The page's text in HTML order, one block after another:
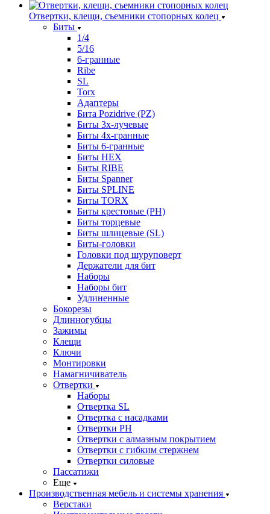
Отвертки, клещи, съемники стопорных колец
Биты
1/4
5/16
6-гранные
Ribe
SL
Torx
Адаптеры
Бита Pozidrive (PZ)
Биты 3х-лучевые
Биты 4х-гранные
Биты 6-гранные
Биты HEX
Биты RIBE
Биты Spanner
Биты SPLINE
Биты TORX
Биты крестовые (PH)
Биты торцевые
Биты шлицевые (SL)
Биты-головки
Головки под шуруповерт
Держатели для бит
Наборы
Наборы бит
Удлиненные
Бокорезы
Длинногубцы
Зажимы
Клещи
Ключи
Монтировки
Намагничиватель
Отвертки
Наборы
Отвертка SL
Отвертка с насадками
Отвертки PH
Отвертки с алмазным покрытием
Отвертки с гибким стержнем
Отвертки силовые
Пассатижи
Еще
Производственная мебель и системы хранения
Верстаки